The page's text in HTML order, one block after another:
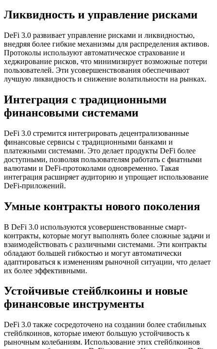
Ликвидность и управление рисками
DeFi 3.0 развивает управление рисками и ликвидностью,
внедряя более гибкие механизмы для распределения активов.
Протоколы используют автоматическое страхование и
хеджирование рисков, что минимизирует возможные потери
пользователей. Эти усовершенствования обеспечивают
лучшую ликвидность и снижение волатильности на рынках.
Интеграция с традиционными
финансовыми системами
DeFi 3.0 стремится интегрировать децентрализованные
финансовые сервисы с традиционными банками и
платежными системами. Это делает продукты DeFi более
доступными, позволяя пользователям работать с фиатными
валютами и DeFi-протоколами одновременно. Такая
интеграция расширяет аудиторию и упрощает использование
DeFi-приложений.
Умные контракты нового поколения
В DeFi 3.0 используются усовершенствованные смарт-
контракты, которые могут выполнять более сложные задачи и
взаимодействовать с различными системами. Эти контракты
обладают большей гибкостью и могут автоматически
адаптироваться к изменениям рыночной ситуации, что делает
их более эффективными.
Устойчивые стейблкоины и новые
финансовые инструменты
DeFi 3.0 также сосредоточено на создании более стабильных
стейблкоинов, которые имеют большую устойчивость к
рыночным колебаниям. Использование этих стейблкоинов